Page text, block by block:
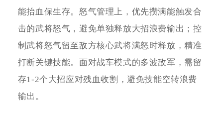
能抬血保生存。怒气管理上，优先攒满能触发合
击的武将怒气，避免单独释放大招浪费输出；控
制武将怒气留至敌方核心武将满怒时释放，精准
打断关键技能。面对战车模式的多波敌军，需留
存1-2个大招应对残血收割，避免技能空转浪费
输出。